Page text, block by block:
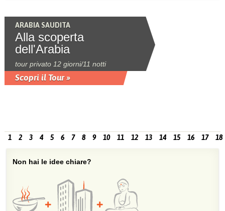
ARABIA SAUDITA
Alla scoperta
dell'Arabia
tour privato 12 giorni/11 notti
Scopri il Tour »
1 2 3 4 5 6 7 8 9 10 11 12 13 14 15 16 17 18
Non hai le idee chiare?